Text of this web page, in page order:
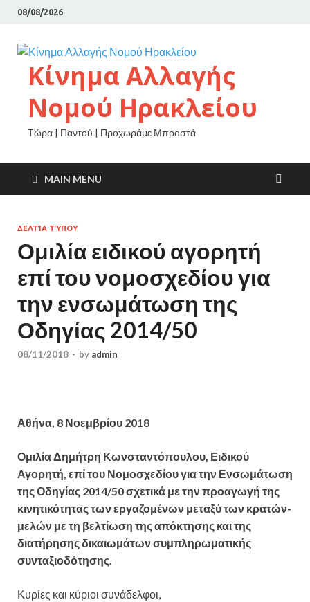
08/08/2026
Κίνημα Αλλαγής
Νομού Ηρακλείου
Τώρα | Παντού | Προχωράμε Μπροστά
MAIN MENU
ΔΕΛΤΊΑ ΤΎΠΟΥ
Ομιλία ειδικού αγορητή
επί του νομοσχεδίου για
την ενσωμάτωση της
Οδηγίας 2014/50
08/11/2018 - by admin
Αθήνα, 8 Νοεμβρίου 2018
Ομιλία Δημήτρη Κωνσταντόπουλου, Ειδικού
Αγορητή, επί του Νομοσχεδίου για την Ενσωμάτωση
της Οδηγίας 2014/50 σχετικά με την προαγωγή της
κινητικότητας των εργαζομένων μεταξύ των κρατών-
μελών με τη βελτίωση της απόκτησης και της
διατήρησης δικαιωμάτων συμπληρωματικής
συνταξιοδότησης.
Κυρίες και κύριοι συνάδελφοι,